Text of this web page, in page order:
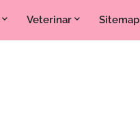
Veterinar Sitemap